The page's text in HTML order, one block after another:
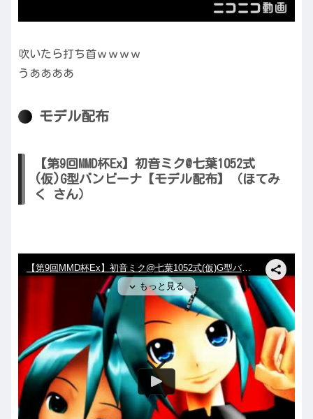
吹いたら打ち首ｗｗｗｗ
うああああ
モデル配布
【第9回MMD杯Ex】初音ミク@七葉1052式
(仮)G型バンビーナ【モデル配布】（ほてみ
く さん）